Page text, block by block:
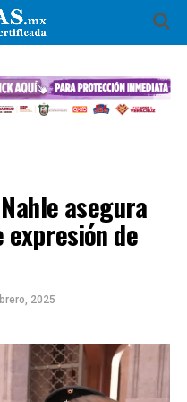
asegura
de
2025